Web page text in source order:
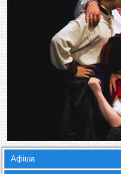
Афіша